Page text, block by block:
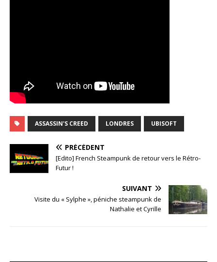
ASSASSIN'S CREED LONDRES UBISOFT
PRÉCÉDENT
[Edito] French Steampunk de retour vers le Rétro-
Futur !
SUIVANT
Visite du « Sylphe », péniche steampunk de
Nathalie et Cyrille